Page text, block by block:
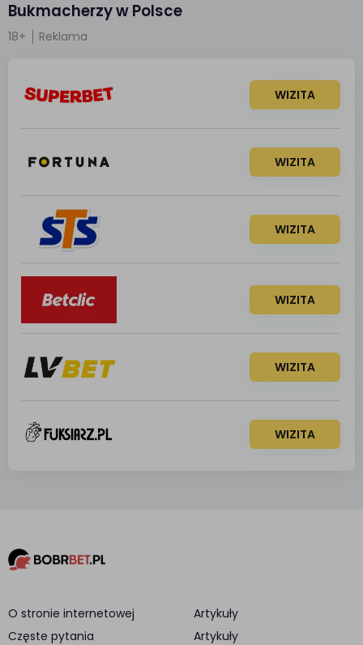
Bukmacherzy w Polsce
18+ Reklama
WIZITA
WIZITA
WIZITA
WIZITA
WIZITA
WIZITA
O stronie internetowej
Częste pytania
Artykuły
Artykuły